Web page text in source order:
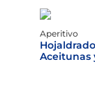
Aperitivo
Aceitunas